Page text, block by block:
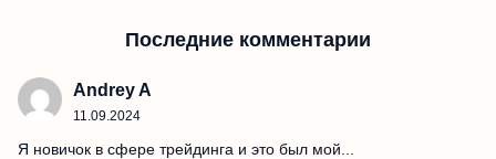
Последние комментарии
Andrey A
11.09.2024
Я новичок в сфере трейдинга и это был мой...